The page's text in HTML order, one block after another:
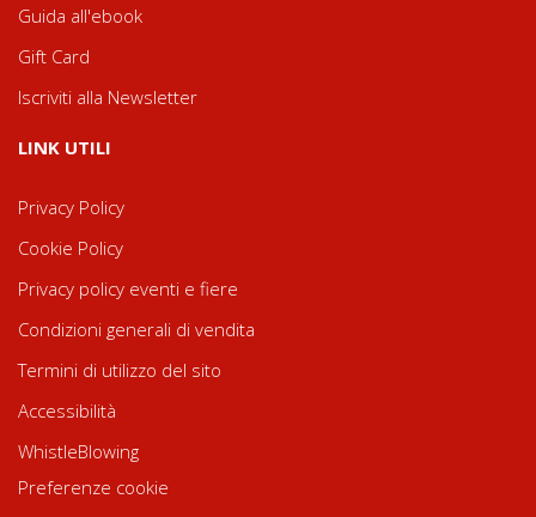
Guida all'ebook
Gift Card
Iscriviti alla Newsletter
LINK UTILI
Privacy Policy
Cookie Policy
Privacy policy eventi e fiere
Condizioni generali di vendita
Termini di utilizzo del sito
Accessibilità
WhistleBlowing
Preferenze cookie